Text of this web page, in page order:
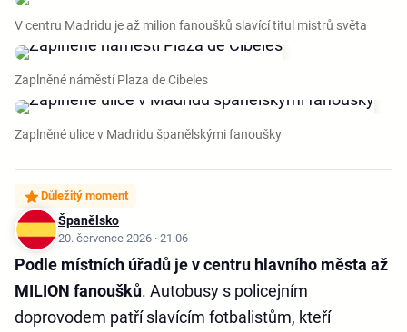
V centru Madridu je až milion fanoušků slavící titul mistrů světa
Zaplněné náměstí Plaza de Cibeles
Zaplněné ulice v Madridu španělskými fanoušky
Důležitý moment
Španělsko
20. července 2026 · 21:06
Podle místních úřadů je v centru hlavního města až
MILION fanoušků. Autobusy s policejním
doprovodem patří slavícím fotbalistům, kteří